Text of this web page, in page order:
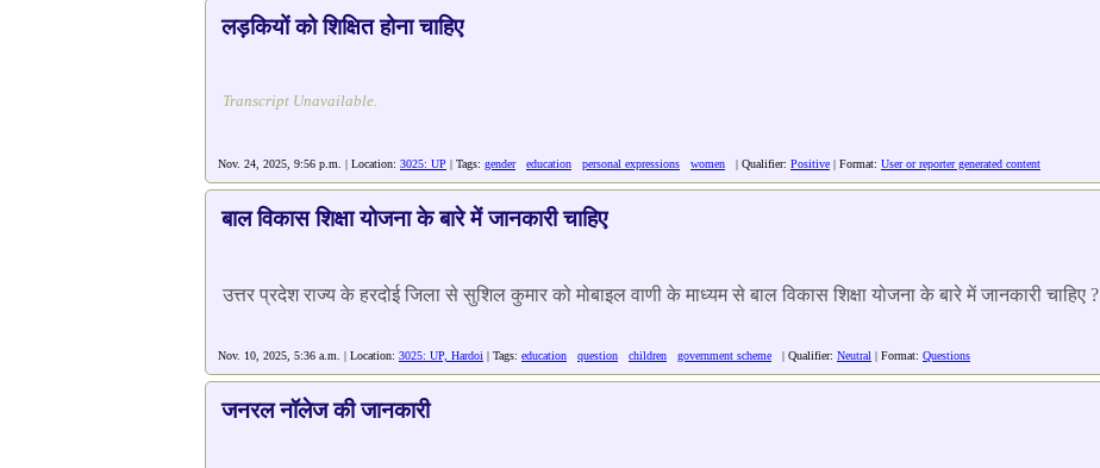
लड़कियों को शिक्षित होना चाहिए
Transcript Unavailable.
Nov. 24, 2025, 9:56 p.m. | Location: 3025: UP | Tags: gender education personal expressions women | Qualifier: Positive | Format: User or reporter generated content
बाल विकास शिक्षा योजना के बारे में जानकारी चाहिए
उत्तर प्रदेश राज्य के हरदोई जिला से सुशिल कुमार को मोबाइल वाणी के माध्यम से बाल विकास शिक्षा योजना के बारे में जानकारी चाहिए ?
Nov. 10, 2025, 5:36 a.m. | Location: 3025: UP, Hardoi | Tags: education question children government scheme | Qualifier: Neutral | Format: Questions
जनरल नॉलेज की जानकारी